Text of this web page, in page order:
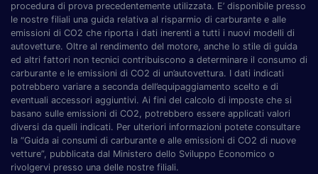
procedura di prova precedentemente utilizzata. E’ disponibile presso
le nostre filiali una guida relativa al risparmio di carburante e alle
emissioni di CO2 che riporta i dati inerenti a tutti i nuovi modelli di
autovetture. Oltre al rendimento del motore, anche lo stile di guida
ed altri fattori non tecnici contribuiscono a determinare il consumo di
carburante e le emissioni di CO2 di un’autovettura. I dati indicati
potrebbero variare a seconda dell’equipaggiamento scelto e di
eventuali accessori aggiuntivi. Ai fini del calcolo di imposte che si
basano sulle emissioni di CO2, potrebbero essere applicati valori
diversi da quelli indicati. Per ulteriori informazioni potete consultare
la “Guida ai consumi di carburante e alle emissioni di CO2 di nuove
vetture”, pubblicata dal Ministero dello Sviluppo Economico o
rivolgervi presso una delle nostre filiali.